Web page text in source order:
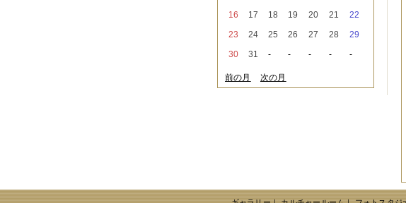
2020年11月 （6件）
2020年09月（5件）
2020年08月
2020年06月（2件）
2020年04月（4件）
2019年08月（2件）
16
17 18 19 20 21
22
23
24 25 26 27 28
29
30
31 - - - - -
前の月 次の月